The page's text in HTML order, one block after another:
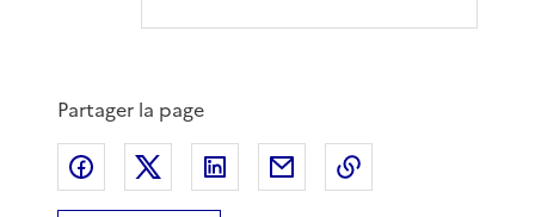
Partager la page
Partager sur Facebook
Partager sur XPartager sur LinkedIn
Partager par email